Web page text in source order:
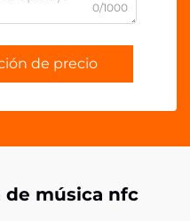
0/1000
de precio
de música nfc